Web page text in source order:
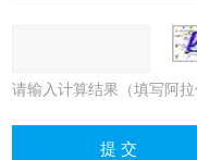
请输入计算结果（填写阿